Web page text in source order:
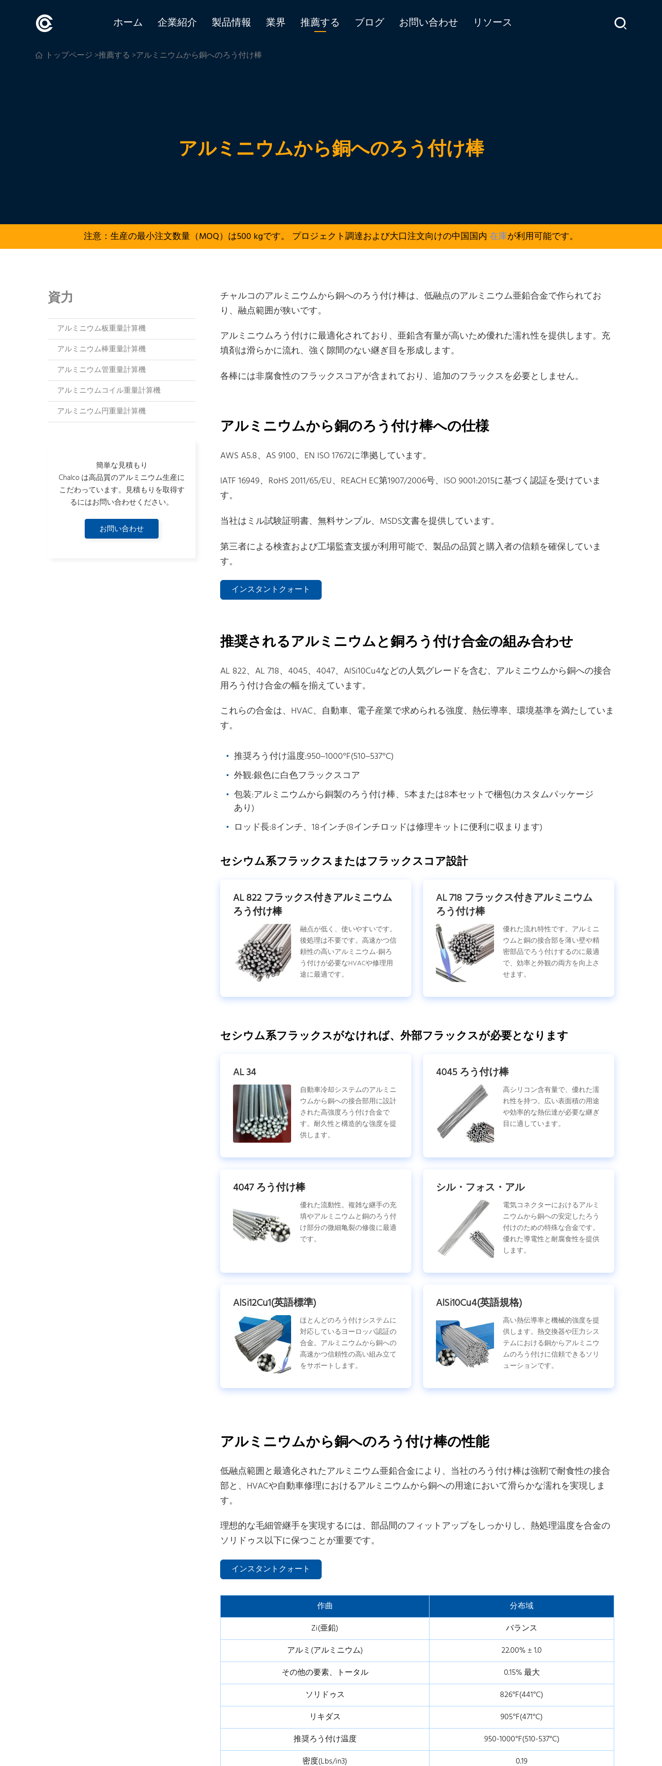
ホーム 企業紹介 製品情報 業界 推薦する ブログ お問い合わせ リソース
トップページ>推薦する >アルミニウムから銅へのろう付け棒
アルミニウムから銅へのろう付け棒
注意：生産の最小注文数量（MOQ）は500 kgです。 プロジェクト調達および大口注文向けの中国国内 在庫が利用可能です。
資力
アルミニウム板重量計算機
アルミニウム棒重量計算機
アルミニウム管重量計算機
アルミニウムコイル重量計算機
アルミニウム円重量計算機
簡単な見積もり
Chalco は高品質のアルミニウム生産に
こだわっています。見積もりを取得す
るにはお問い合わせください。
お問い合わせ
チャルコのアルミニウムから銅へのろう付け棒は、低融点のアルミニウム亜鉛合金で作られてお
り、融点範囲が狭いです。
アルミニウムろう付けに最適化されており、亜鉛含有量が高いため優れた濡れ性を提供します。充
填剤は滑らかに流れ、強く隙間のない継ぎ目を形成します。
各棒には非腐食性のフラックスコアが含まれており、追加のフラックスを必要としません。
アルミニウムから銅のろう付け棒への仕様
AWS A5.8、AS 9100、EN ISO 17672に準拠しています。
IATF 16949、RoHS 2011/65/EU、REACH EC第1907/2006号、ISO 9001:2015に基づく認証を受けていま
す。
当社はミル試験証明書、無料サンプル、MSDS文書を提供しています。
第三者による検査および工場監査支援が利用可能で、製品の品質と購入者の信頼を確保していま
す。
インスタントクォート
推奨されるアルミニウムと銅ろう付け合金の組み合わせ
AL 822、AL 718、4045、4047、AlSi10Cu4などの人気グレードを含む、アルミニウムから銅への接合
用ろう付け合金の幅を揃えています。
これらの合金は、HVAC、自動車、電子産業で求められる強度、熱伝導率、環境基準を満たしていま
す。
推奨ろう付け温度:950–1000°F(510–537°C)
外観:銀色に白色フラックスコア
包装:アルミニウムから銅製のろう付け棒、5本または8本セットで梱包(カスタムパッケージ
あり)
ロッド長:8インチ、18インチ(8インチロッドは修理キットに便利に収まります)
セシウム系フラックスまたはフラックスコア設計
AL 822 フラックス付きアルミニウム
ろう付け棒
融点が低く、使いやすいです。
後処理は不要です。高速かつ信
頼性の高いアルミニウム-銅ろ
う付けが必要なHVACや修理用
途に最適です。
AL 718 フラックス付きアルミニウム
ろう付け棒
優れた流れ特性です。アルミニ
ウムと銅の接合部を薄い壁や精
密部品でろう付けするのに最適
で、効率と外観の両方を向上さ
せます。
セシウム系フラックスがなければ、外部フラックスが必要となります
AL 34
自動車冷却システムのアルミニ
ウムから銅への接合部用に設計
された高強度ろう付け合金で
す。耐久性と構造的な強度を提
供します。
4045 ろう付け棒
高シリコン含有量で、優れた濡
れ性を持つ。広い表面積の用途
や効率的な熱伝達が必要な継ぎ
目に適しています。
4047 ろう付け棒
優れた流動性。複雑な継手の充
填やアルミニウムと銅のろう付
け部分の微細亀裂の修復に最適
です。
シル・フォス・アル
電気コネクターにおけるアルミ
ニウムから銅への安定したろう
付けのための特殊な合金です。
優れた導電性と耐腐食性を提供
します。
AlSi12Cu1(英語標準)
ほとんどのろう付けシステムに
対応しているヨーロッパ認証の
合金。アルミニウムから銅への
高速かつ信頼性の高い組み立て
をサポートします。
AlSi10Cu4(英語規格)
高い熱伝導率と機械的強度を提
供します。熱交換器や圧力シス
テムにおける銅からアルミニウ
ムのろう付けに信頼できるソリ
ューションです。
アルミニウムから銅へのろう付け棒の性能
低融点範囲と最適化されたアルミニウム亜鉛合金により、当社のろう付け棒は強靭で耐食性の接合
部と、HVACや自動車修理におけるアルミニウムから銅への用途において滑らかな濡れを実現しま
す。
理想的な毛細管継手を実現するには、部品間のフィットアップをしっかりし、熱処理温度を合金の
ソリドゥス以下に保つことが重要です。
インスタントクォート
作曲
分布域
Zi(亜鉛)
バランス
アルミ(アルミニウム)
22.00% ± 1.0
その他の要素、トータル
0.15% 最大
ソリドゥス
826°F(441°C)
リキダス
905°F(471°C)
推奨ろう付け温度
950-1000°F(510-537°C)
密度(Lbs/in3)
0.19